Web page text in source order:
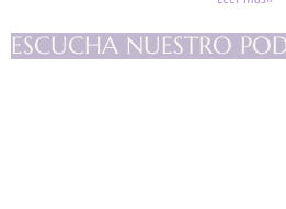
ESCUCHA NUESTRO